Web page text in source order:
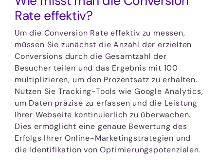
Rate effektiv?
Um die Conversion Rate effektiv zu messen,
müssen Sie zunächst die Anzahl der erzielten
Conversions durch die Gesamtzahl der
Besucher teilen und das Ergebnis mit 100
multiplizieren, um den Prozentsatz zu erhalten.
Nutzen Sie Tracking-Tools wie Google Analytics,
um Daten präzise zu erfassen und die Leistung
Ihrer Webseite kontinuierlich zu überwachen.
Dies ermöglicht eine genaue Bewertung des
Erfolgs Ihrer Online-Marketingstrategien und
die Identifikation von Optimierungspotenzialen.